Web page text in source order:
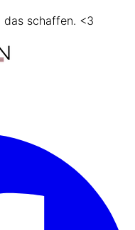
das schaffen. <3